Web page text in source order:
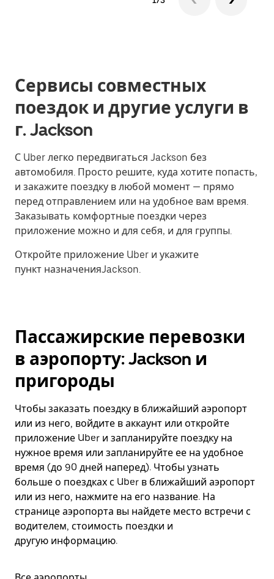
Сервисы совместных
поездок и другие услуги в
г. Jackson
С Uber легко передвигаться Jackson без
автомобиля. Просто решите, куда хотите попасть,
и закажите поездку в любой момент — прямо
перед отправлением или на удобное вам время.
Заказывать комфортные поездки через
приложение можно и для себя, и для группы.
Откройте приложение Uber и укажите
пункт назначенияJackson.
Пассажирские перевозки
в аэропорту: Jackson и
пригороды
Чтобы заказать поездку в ближайший аэропорт
или из него, войдите в аккаунт или откройте
приложение Uber и запланируйте поездку на
нужное время или запланируйте ее на удобное
время (до 90 дней наперед). Чтобы узнать
больше о поездках с Uber в ближайший аэропорт
или из него, нажмите на его название. На
странице аэропорта вы найдете место встречи с
водителем, стоимость поездки и
другую информацию.